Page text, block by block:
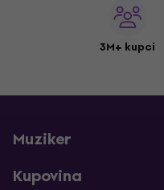
3M+ kupci
Muziker
Kupovina